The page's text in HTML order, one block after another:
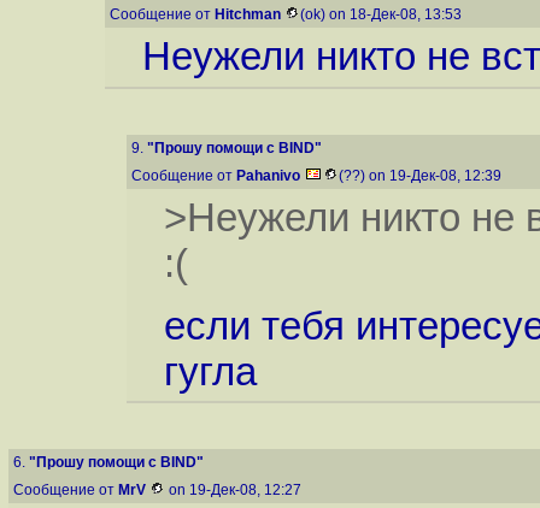
Сообщение от Hitchman (ok) on 18-Дек-08, 13:53
Неужели никто не
9. "Прошу помощи с BIND"
Сообщение от Pahanivo (??) on 19-Дек-08, 12:39
>Неужели никто не
:(
если тебя
гугла
6. "Прошу помощи с BIND"
Сообщение от MrV on 19-Дек-08, 12:27